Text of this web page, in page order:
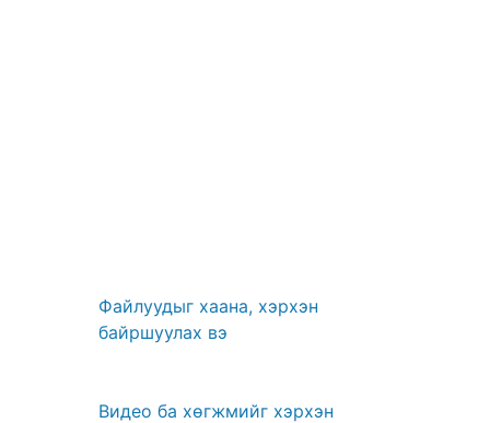
Файлуудыг хаана, хэрхэн
байршуулах вэ
Видео ба хөгжмийг хэрхэн